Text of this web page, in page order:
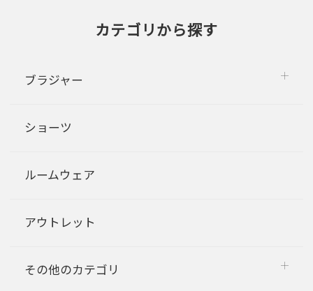
カテゴリから探す
ブラジャー
ショーツ
ルームウェア
アウトレット
その他のカテゴリ